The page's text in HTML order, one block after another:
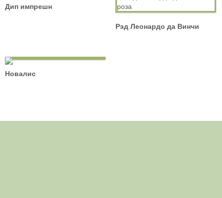
Дип импрешн
Рэд Леонардо да Винчи
Новалис